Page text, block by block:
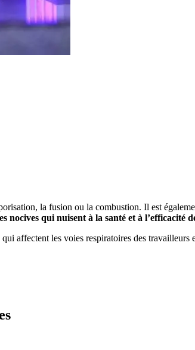
la fusion ou la combustion. Il est
nocives qui nuisent à la santé et à l’efficacité
affectent les voies respiratoires des